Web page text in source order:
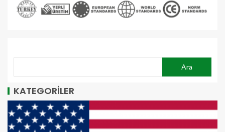
Ara
KATEGORİLER